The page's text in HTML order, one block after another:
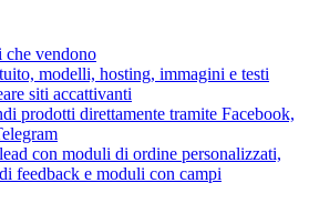
che vendono
modelli, hosting, immagini e testi
siti accattivanti
prodotti direttamente tramite Facebook,
con moduli di ordine personalizzati,
feedback e moduli con campi